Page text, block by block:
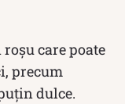
care poate
precum
dulce.